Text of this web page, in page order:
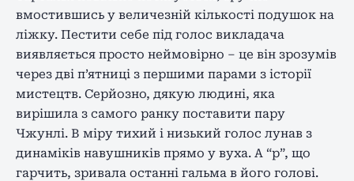
вмостившись у величезній кількості подушок на
ліжку. Пестити себе під голос викладача
виявляється просто неймовірно – це він зрозумів
через дві п’ятниці з першими парами з історії
мистецтв. Серйозно, дякую людині, яка
вирішила з самого ранку поставити пару
Чжунлі. В міру тихий і низький голос лунав з
динаміків навушників прямо у вуха. А “р”, що
гарчить, зривала останні гальма в його голові.